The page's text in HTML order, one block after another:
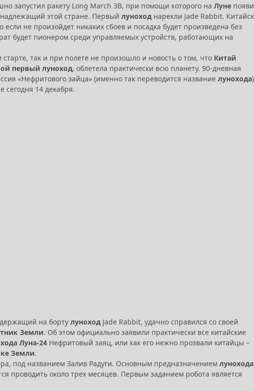
запустил ракету Long March 3B, при помощи которого на Луне
этой стране. Первый луноход нарекли Jade Rabbit.
если не произойдет никаких сбоев и посадка будет произведена без
будет пионером среди управляемых устройств, работающих на
старте, так и при полете не произошло и новость о том, что Китай
первый луноход, облетела практически всю планету. 90-дневная
«Нефритового зайца» (именно так переводится название лунохода)
сегодня 14 декабря.
на борту луноход Jade Rabbit, удачно справился со своей
Земли. Об этом официально заявили практически все китайские
Луна-24 Нефритовый заяц, или как его нежно прозвали китайцы –
Земли.
под названием Залив Радуги. Основным предназначением лунохода
проводить около трех месяцев. Первым заданием робота является